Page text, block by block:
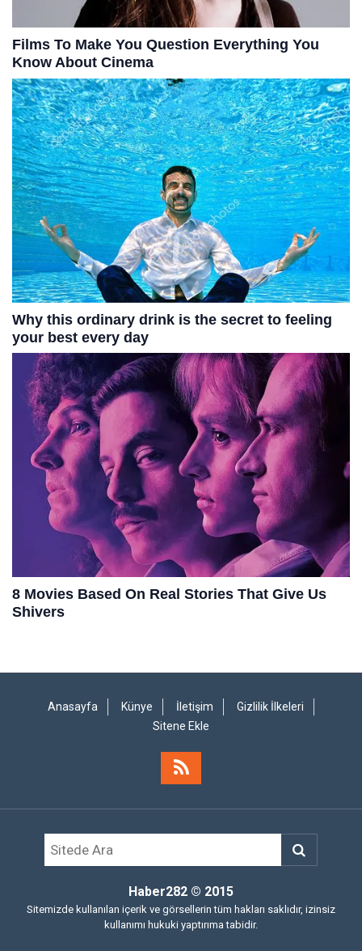
Anasayfa Künye İletişim
Gizlilik İlkeleri
Sitene Ekle
Haber282 © 2015
Sitemizde kullanılan içerik ve görsellerin tüm hakları saklıdır, izinsiz
kullanımı hukuki yaptırıma tabidir.